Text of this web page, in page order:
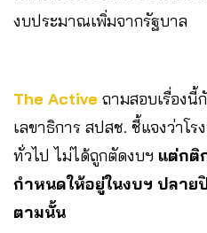
งบประมาณเพิ่มจากรัฐบาล
The Active ถามสอบเรื่องนี้
เลขาธิการ สปสช. ชี้แจงว่าโ
ทั่วไป ไม่ได้ถูกตัดงบฯ แต่กติ
กำหนดให้อยู่ในงบฯ ปลาย
ตามนั้น